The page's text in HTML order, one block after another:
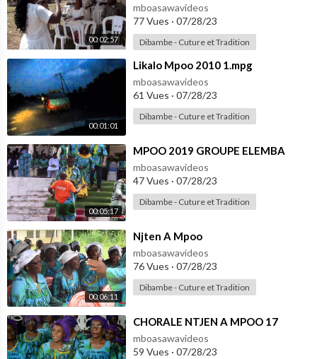
00:02:57
mboasawavideos
77 Vues · 07/28/23
Dibambe - Cuture et Tradition
00:01:01
⁣Likalo Mpoo 2010 1.mpg
mboasawavideos
61 Vues · 07/28/23
Dibambe - Cuture et Tradition
00:05:17
⁣MPOO 2019 GROUPE ELEMBA
mboasawavideos
47 Vues · 07/28/23
Dibambe - Cuture et Tradition
00:06:11
⁣Njten A Mpoo
mboasawavideos
76 Vues · 07/28/23
Dibambe - Cuture et Tradition
⁣CHORALE NTJEN A MPOO 17
mboasawavideos
59 Vues · 07/28/23